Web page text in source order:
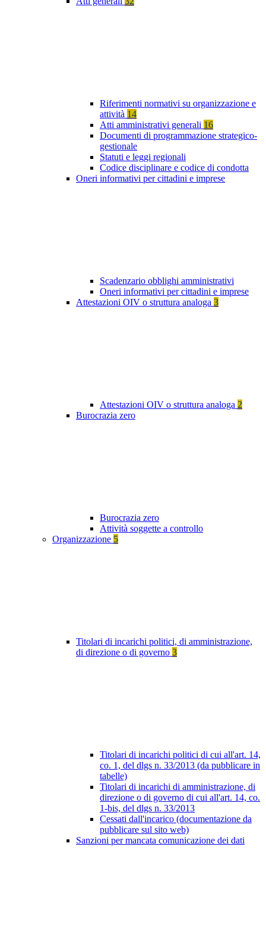
Riferimenti normativi su organizzazione e
attività 14
Atti amministrativi generali 16
Documenti di programmazione strategico-
gestionale
Statuti e leggi regionali
Codice disciplinare e codice di condotta
Oneri informativi per cittadini e imprese
Scadenzario obblighi amministrativi
Oneri informativi per cittadini e imprese
Attestazioni OIV o struttura analoga 3
Attestazioni OIV o struttura analoga 2
Burocrazia zero
Burocrazia zero
Attività soggette a controllo
Organizzazione 5
Titolari di incarichi politici, di amministrazione,
di direzione o di governo 3
Titolari di incarichi politici di cui all'art. 14,
co. 1, del dlgs n. 33/2013 (da pubblicare in
tabelle)
Titolari di incarichi di amministrazione, di
direzione o di governo di cui all'art. 14, co.
1-bis, del dlgs n. 33/2013
Cessati dall'incarico (documentazione da
pubblicare sul sito web)
Sanzioni per mancata comunicazione dei dati